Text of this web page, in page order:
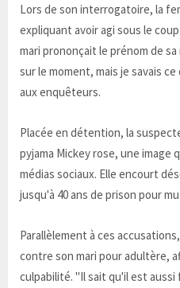
Lors de son interrogatoire, la
expliquant avoir agi sous le
mari prononçait le prénom de
sur le moment, mais je savais
aux enquêteurs.
Placée en détention, la
pyjama Mickey rose, une
médias sociaux. Elle encourt
jusqu'à 40 ans de prison pour
Parallèlement à ces
contre son mari pour adultère,
culpabilité. "Il sait qu'il est